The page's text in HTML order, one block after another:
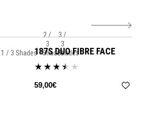
1 / 3 Shades
2 /
3
Shades
3 /
3
Shades
187S DUO FIBRE FACE
59,00€